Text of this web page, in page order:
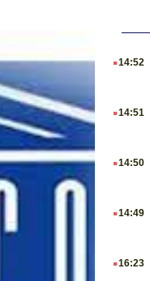
.14:52
.14:51
.14:50
.14:49
.16:23